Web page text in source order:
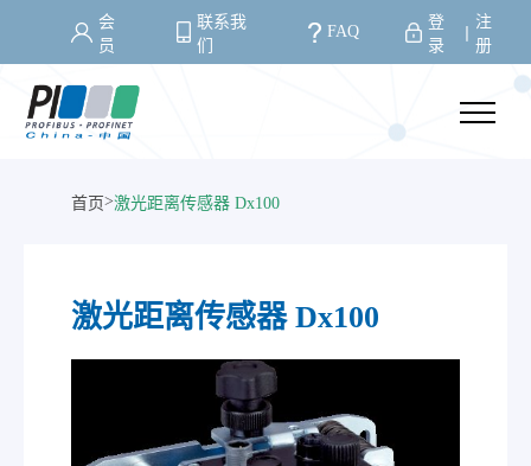
会
员
联系我
们
FAQ
登
录
注
册
首页>激光距离传感器 Dx100
激光距离传感器 Dx100